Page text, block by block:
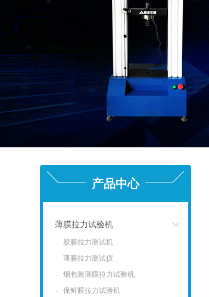
产品中心
薄膜拉力试验机
胶膜拉力测试机
薄膜拉力测试仪
烟包装薄膜拉力试验机
保鲜膜拉力试验机